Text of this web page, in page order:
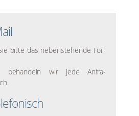
bit­te das neben­ste­hen­de For­
behan­deln wir jede Anfra­